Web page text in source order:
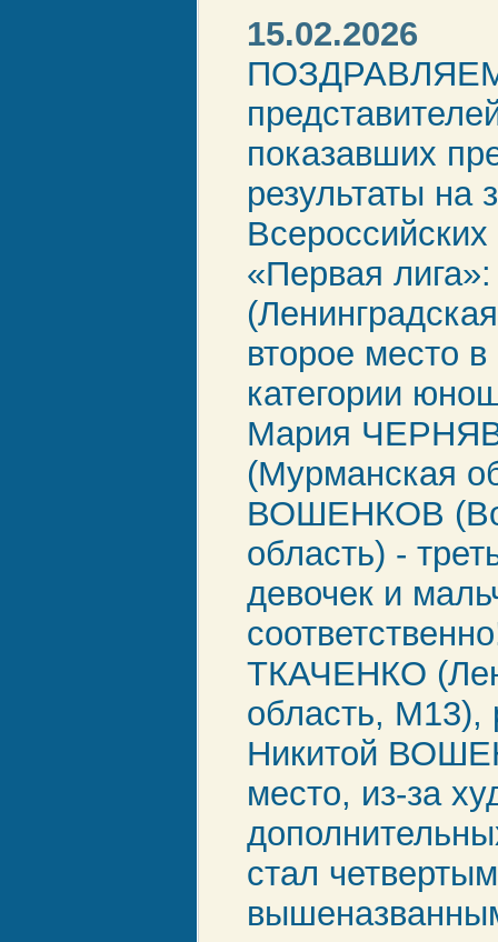
15.02.2026
показавших
результаты на
«Первая
второе место в
категории
Мария
(Мурманская
ВОШЕНКОВ
область) -
девочек и
ТКАЧЕНКО
область, М13),
Никитой
место, из-за
стал